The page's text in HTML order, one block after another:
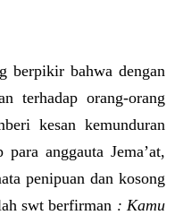
bahwa dengan
terhadap orang-orang
kesan kemunduran
anggauta Jema’at,
penipuan dan kosong
swt berfirman : Kamu